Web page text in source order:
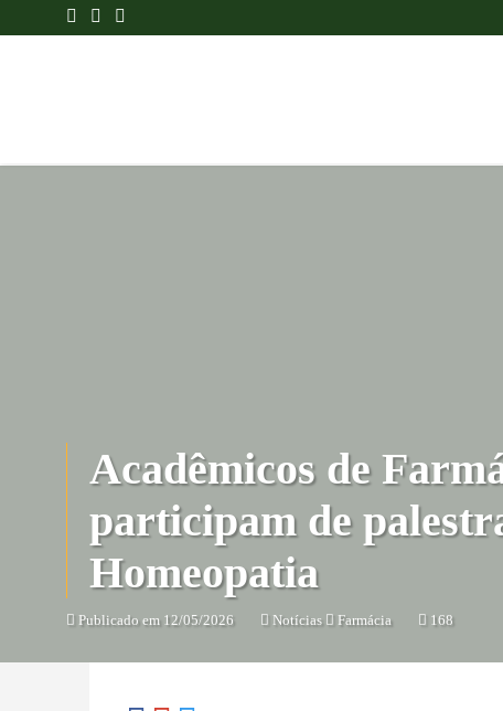
Acadêmicos de
participam de
Homeopatia
Publicado em 12/05/2026 Notícias Farmácia 168